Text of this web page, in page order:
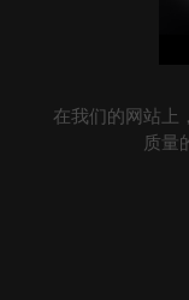
在我们的网站上
质量